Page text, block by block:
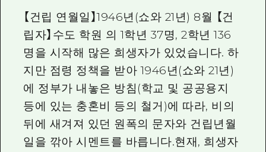
【건립 연월일】1946년(쇼와 21년) 8월 【건
립자】수도 학원 의 1학년 37명, 2학년 136
명을 시작해 많은 희생자가 있었습니다. 하
지만 점령 정책을 받아 1946년(쇼와 21년)
에 정부가 내놓은 방침(학교 및 공공용지
등에 있는 충혼비 등의 철거)에 따라, 비의
뒤에 새겨져 있던 원폭의 문자와 건립년월
일을 깎아 시멘트를 바릅니다.현재, 희생자